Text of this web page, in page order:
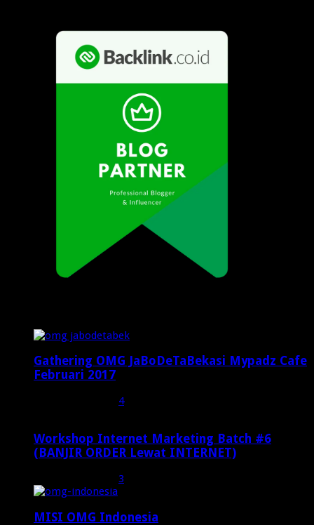
Gathering OMG JaBoDeTaBekasi Mypadz Cafe
Februari 2017
4
Workshop Internet Marketing Batch #6
(BANJIR ORDER Lewat INTERNET)
3
MISI OMG Indonesia